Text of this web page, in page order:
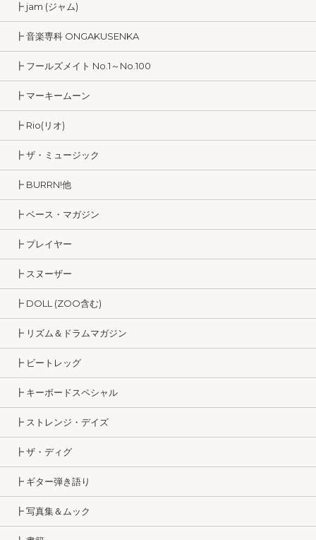
┣ jam (ジャム)
┣ 音楽専科 ONGAKUSENKA
┣ フールズメイト No.1～No.100
┣ マーキームーン
┣ Rio(リオ)
┣ ザ・ミュージック
┣ BURRN!他
┣ ベース・マガジン
┣ プレイヤー
┣ スヌーザー
┣ DOLL (ZOO含む)
┣ リズム＆ドラムマガジン
┣ ビートレッグ
┣ キーボードスペシャル
┣ ストレンジ・デイズ
┣ ザ・ディグ
┣ ギター弾き語り
┣ 写真集＆ムック